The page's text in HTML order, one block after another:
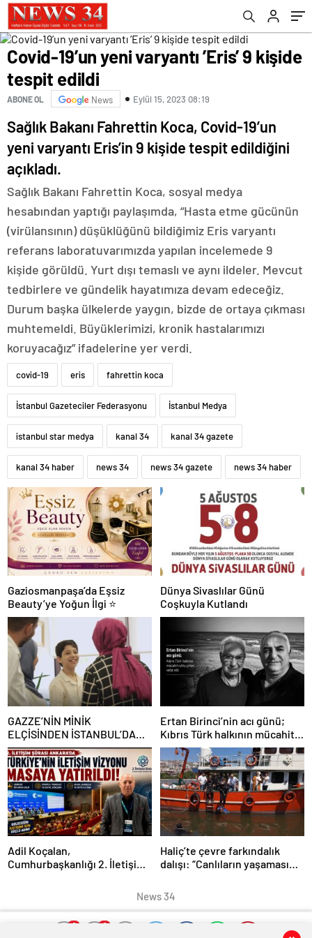
Covid-19’un yeni varyantı ’Eris’ 9 kişide
tespit edildi
ABONE OL News Eylül 15, 2023 08:19
0 0
Sağlık Bakanı Fahrettin Koca, Covid-19’un
yeni varyantı Eris’in 9 kişide tespit edildiğini
açıkladı.
Sağlık Bakanı Fahrettin Koca, sosyal medya
hesabından yaptığı paylaşımda, “Hasta etme gücünün
(virülansının) düşüklüğünü bildiğimiz Eris varyantı
referans laboratuvarımızda yapılan incelemede 9
kişide görüldü. Yurt dışı temaslı ve aynı ildeler. Mevcut
tedbirlere ve gündelik hayatımıza devam edeceğiz.
Durum başka ülkelerde yaygın, bizde de ortaya çıkması
muhtemeldi. Büyüklerimizi, kronik hastalarımızı
koruyacağız” ifadelerine yer verdi.
covid-19 eris fahrettin koca
İstanbul Gazeteciler Federasyonu İstanbul Medya
istanbul star medya kanal 34 kanal 34 gazete
kanal 34 haber news 34 news 34 gazete news 34 haber
Gaziosmanpaşa’da Eşsiz
Beauty’ye Yoğun İlgi ⭐
Dünya Sivaslılar Günü
Coşkuyla Kutlandı
GAZZE’NİN MİNİK
ELÇİSİNDEN İSTANBUL’DA
DUYGUSAL MESAJ: “BURASI
BENİM İKİNCİ EVİM”
Ertan Birinci’nin acı günü;
Kıbrıs Türk halkının mücahit
ruhlu çınarı vefat etti
Adil Koçalan,
Cumhurbaşkanlığı 2. İletişim
Haliç’te çevre farkındalık
dalışı: “Canlıların yaşaması
News 34